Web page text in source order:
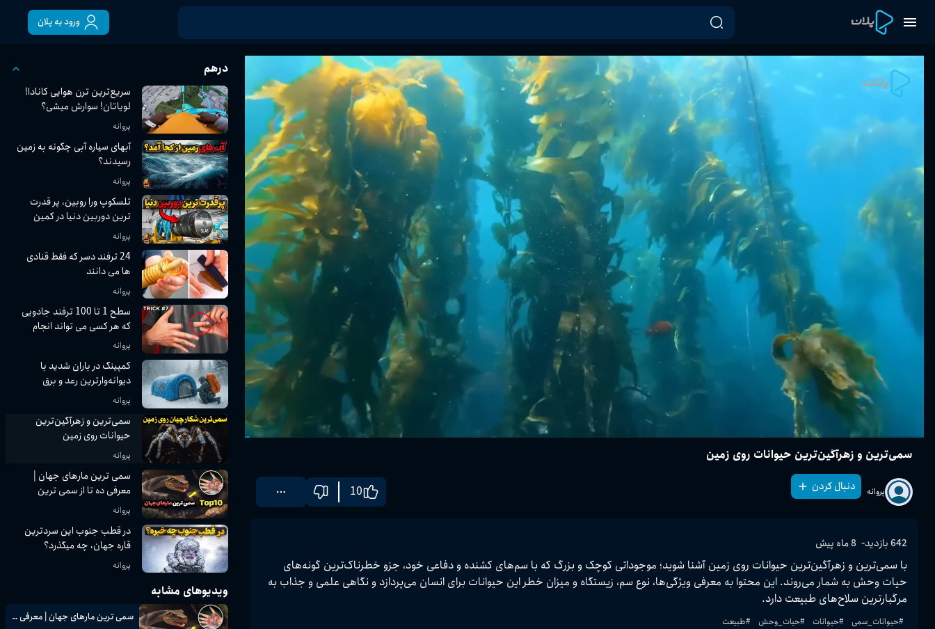
ورود به پلان
سمی‌ترین و زهرآگین‌ترین حیوانات روی زمین
پروانه دنبال کردن 10
642بازدید- 8 ماه پیش
با سمی‌ترین و زهرآگین‌ترین حیوانات روی زمین آشنا شوید؛ موجوداتی کوچک و بزرگ که با سم‌های کشنده و دفاعی خود، جزو خطرناک‌ترین گونه‌های
حیات وحش به شمار می‌روند. این محتوا به معرفی ویژگی‌ها، نوع سم، زیستگاه و میزان خطر این حیوانات برای انسان می‌پردازد و نگاهی علمی و جذاب به
مرگبارترین سلاح‌های طبیعت دارد.
#حیوانات_سمی #حیوانات #حیات_وحش #طبیعت
درهم
سریع‌ترین ترن هوایی کانادا!
لویاتان! سوارش میشی؟
پروانه
آبهای سیاره آبی چگونه به زمین
رسیدند؟
پروانه
تلسکوپ ورا روبین، پر قدرت
ترین دوربین دنیا در کمین
شکارلحظه ها در کیهانپروانه
24 ترفند دسر که فقط قنادی
ها می دانند
پروانه
سطح 1 تا 100 ترفند جادویی
که هر کسی می تواند انجام
دهد
پروانه
کمپینگ در باران شدید با
دیوانه‌وارترین رعد و برق
پروانه
سمی‌ترین و زهرآگین‌ترین
حیوانات روی زمین
پروانه
سمی ترین مارهای جهان |
معرفی ده تا از سمی ترین
مارهای جهانپروانه
در قطب جنوب این سردترین
قاره جهان، چه میگذرد؟
پروانه
ویدیوهای مشابه
سمی ترین مارهای جهان | معرفی ده تا از سمی ترین مارهای جهان